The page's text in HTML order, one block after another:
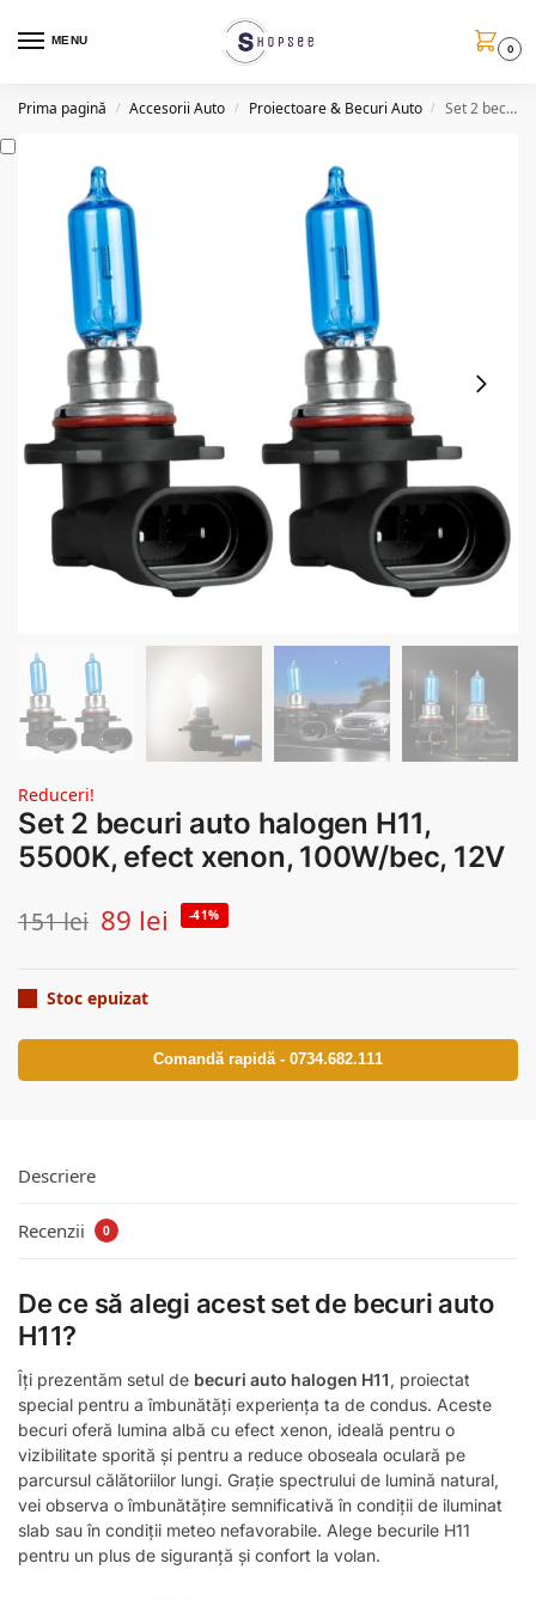
MENU
0
Prima pagină / Accesorii Auto / Proiectoare & Becuri Auto / Set 2 becuri auto halogen H11, 5500K, efect xenon, 100W/bec, 12V
Reduceri!
Set 2 becuri auto halogen H11,
5500K, efect xenon, 100W/bec, 12V
151lei 89 lei -41%
Stoc epuizat
Comandă rapidă - 0734.682.111
Descriere
Recenzii 0
De ce să alegi acest set de becuri auto
H11?
Îți prezentăm setul de becuri auto halogen H11 , proiectat
special pentru a îmbunătăți experiența ta de condus. Aceste
becuri oferă lumina albă cu efect xenon, ideală pentru o
vizibilitate sporită și pentru a reduce oboseala oculară pe
parcursul călătoriilor lungi. Grație spectrului de lumină natural,
vei observa o îmbunătățire semnificativă în condiții de iluminat
slab sau în condiții meteo nefavorabile. Alege becurile H11
pentru un plus de siguranță și confort la volan.